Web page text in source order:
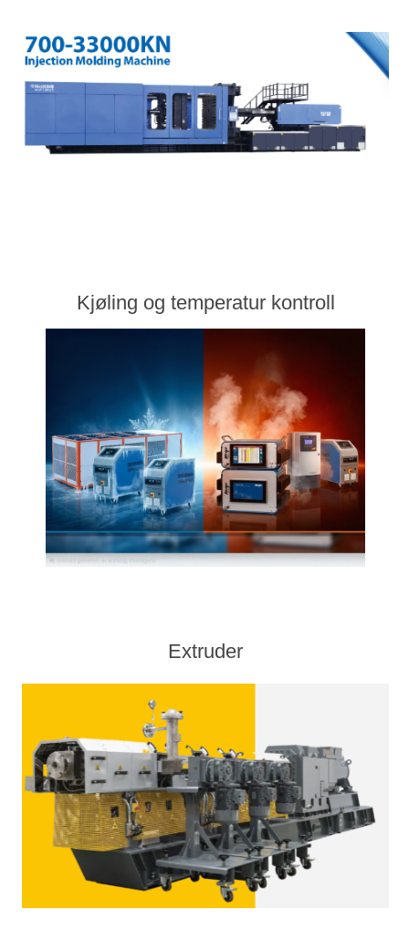
Kjøling og temperatur kontroll
Extruder